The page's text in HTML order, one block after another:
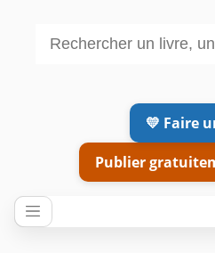
💛 Faire
Publier